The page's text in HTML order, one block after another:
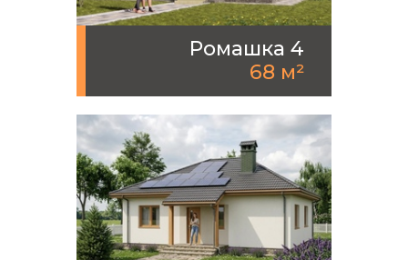
Ромашка 4
68 м²